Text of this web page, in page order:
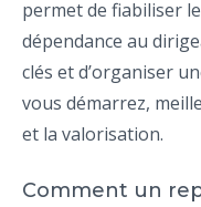
permet de fiabiliser
dépendance au
clés et d’organiser
vous démarrez,
et la valorisation.
Comment un